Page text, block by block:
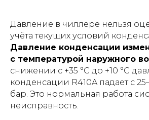
Давление в чиллере нельзя
учёта текущих условий
Давление конденсации
с температурой наружного
снижении с +35 °С до +10 °С
конденсации R410A падает с
бар. Это нормальная работа
неисправность.